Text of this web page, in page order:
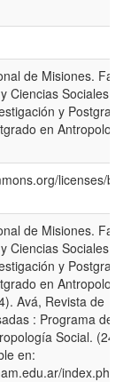
de Misiones.
Ciencias Sociales.
y
en
licenses/
de Misiones.
Ciencias Sociales.
y
en
Avá, Revista de
: Programa de
Social.
en:
index.php